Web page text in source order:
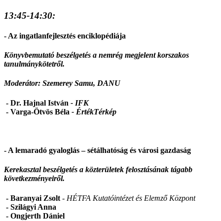
13:45-14:30:
- Az ingatlanfejlesztés enciklopédiája
Könyvbemutató beszélgetés a nemrég megjelent korszakos
tanulmánykötetről.
Moderátor: Szemerey Samu, DANU
- Dr. Hajnal István - IFK
- Varga-Ötvös Béla - ÉrtékTérkép
- A lemaradó gyaloglás – sétálhatóság és városi gazdaság
Kerekasztal beszélgetés a közterületek felosztásának tágabb
következményeiről.
- Baranyai Zsolt - HÉTFA Kutatóintézet és Elemző Központ
- Szilágyi Anna
- Ongjerth Dániel